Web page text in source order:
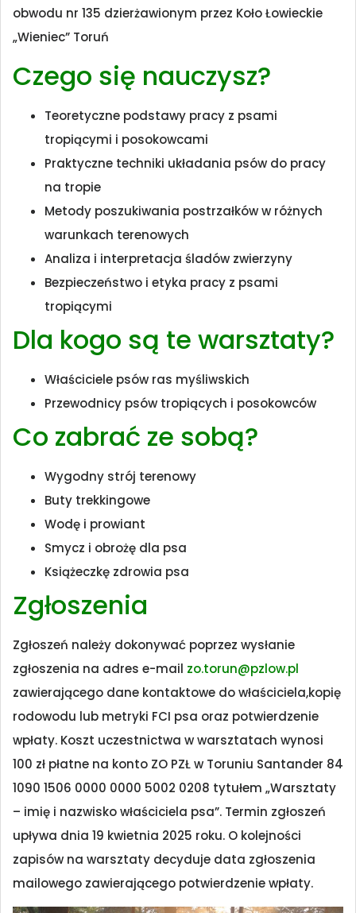
obwodu nr 135 dzierżawionym przez Koło Łowieckie
„Wieniec” Toruń
Czego się nauczysz?
Teoretyczne podstawy pracy z psami
tropiącymi i posokowcami
Praktyczne techniki układania psów do pracy
na tropie
Metody poszukiwania postrzałków w różnych
warunkach terenowych
Analiza i interpretacja śladów zwierzyny
Bezpieczeństwo i etyka pracy z psami
tropiącymi
Dla kogo są te warsztaty?
Właściciele psów ras myśliwskich
Przewodnicy psów tropiących i posokowców
Co zabrać ze sobą?
Wygodny strój terenowy
Buty trekkingowe
Wodę i prowiant
Smycz i obrożę dla psa
Książeczkę zdrowia psa
Zgłoszenia
Zgłoszeń należy dokonywać poprzez wysłanie
zgłoszenia na adres e-mail zo.torun@pzlow.pl
zawierającego dane kontaktowe do właściciela,kopię
rodowodu lub metryki FCI psa oraz potwierdzenie
wpłaty. Koszt uczestnictwa w warsztatach wynosi
100 zł płatne na konto ZO PZŁ w Toruniu Santander 84
1090 1506 0000 0000 5002 0208 tytułem „Warsztaty
– imię i nazwisko właściciela psa”. Termin zgłoszeń
upływa dnia 19 kwietnia 2025 roku. O kolejności
zapisów na warsztaty decyduje data zgłoszenia
mailowego zawierającego potwierdzenie wpłaty.